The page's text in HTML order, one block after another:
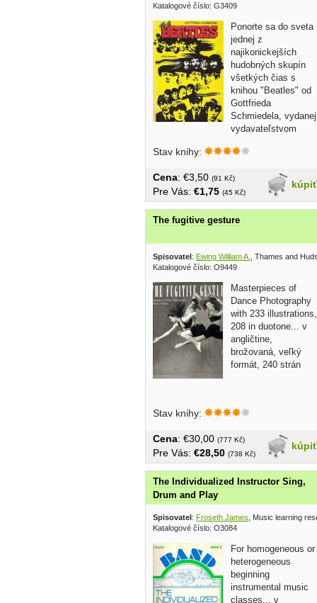
Katalogové číslo: G3409
Ponorte sa do sveta
jednej z
najikonickejších
hudobných skupín
všetkých čias s
knihou "Beatles" od
Gottfrieda
Schmiedela, vydanej
vydavateľstvom
Stav knihy:
kúpiť
Cena: €3,50 (91 Kč)
Pre Vás: €1,75 (45 Kč)
The fugitive gesture
Spisovatel: Ewing William A.
, Thames and
Katalogové číslo: O9449
Masterpieces of
Dance Photography
with 233 illustrations,
208 in duotone... v
angličtine,
brožovaná, veľký
formát, 240 strán
Stav knihy:
kúpiť
Cena: €30,00 (777 Kč)
Pre Vás: €28,50 (738 Kč)
The Individualized Instructor Sing,
Drum and Play
Spisovatel : Froseth James , Music learning
Katalogové číslo: O3084
For homogeneous or
heterogeneous
beginning
instrumental music
classes... v